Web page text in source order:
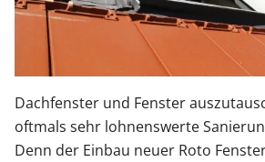
Dachfenster und Fenster
oftmals sehr lohnenswerte
Denn der Einbau neuer Roto